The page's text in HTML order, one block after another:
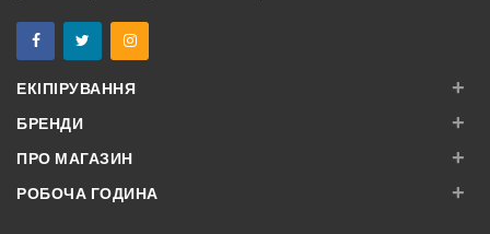
ЕКІПІРУВАННЯ +
БРЕНДИ +
ПРО МАГАЗИН +
РОБОЧА ГОДИНА +